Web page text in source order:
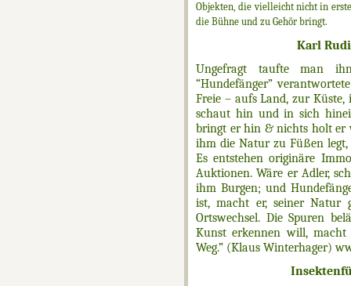
Objekten, die vielleicht nicht in
die Bühne und zu Gehör bringt.
Karl
Ungefragt taufte man
“Hundefänger”
Freie – aufs Land, zur
schaut hin und in sich
bringt er hin & nichts holt er
ihm die Natur zu Füßen legt,
Es entstehen originäre
Auktionen. Wäre er Adler,
ihm Burgen; und
ist, macht er, seiner Natur
Ortswechsel. Die Spuren
Kunst erkennen will,
Weg.” (Klaus Winterhager)